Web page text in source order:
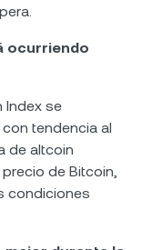
ocurriendo
Index se
tendencia al
de altcoin
de Bitcoin,
condiciones